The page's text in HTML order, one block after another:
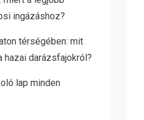
ingázáshoz?
térségében: mit
hazai darázsfajokról?
lap minden